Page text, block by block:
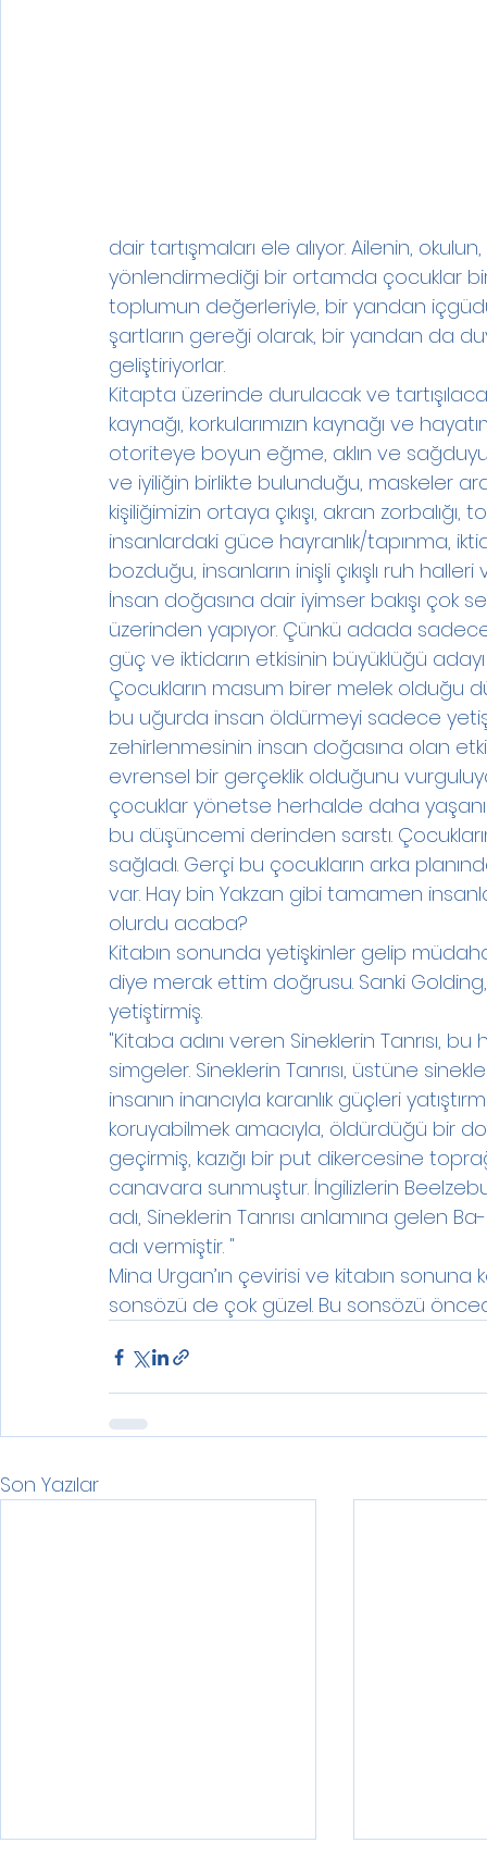
dair tartışmaları ele alıyor. Ailenin,
yönlendirmediği bir ortamda çocuklar
toplumun değerleriyle, bir yandan
şartların gereği olarak, bir yandan da
geliştiriyorlar.
Kitapta üzerinde durulacak ve
kaynağı, korkularımızın kaynağı ve
otoriteye boyun eğme, aklın ve
ve iyiliğin birlikte bulunduğu, maskeler
kişiliğimizin ortaya çıkışı, akran
insanlardaki güce hayranlık/tapınma,
bozduğu, insanların inişli çıkışlı ruh halleri
İnsan doğasına dair iyimser bakışı çok
üzerinden yapıyor. Çünkü adada
güç ve iktidarın etkisinin büyüklüğü
Çocukların masum birer melek olduğu
bu uğurda insan öldürmeyi sadece
zehirlenmesinin insan doğasına olan
evrensel bir gerçeklik olduğunu
çocuklar yönetse herhalde daha
bu düşüncemi derinden sarstı.
sağladı. Gerçi bu çocukların arka
var. Hay bin Yakzan gibi tamamen
olurdu acaba?
Kitabın sonunda yetişkinler gelip
diye merak ettim doğrusu. Sanki
yetiştirmiş.
"Kitaba adını veren Sineklerin Tanrısı,
simgeler. Sineklerin Tanrısı, üstüne
insanın inancıyla karanlık güçleri
koruyabilmek amacıyla, öldürdüğü bir
geçirmiş, kazığı bir put dikercesine
canavara sunmuştur. İngilizlerin
adı, Sineklerin Tanrısı anlamına gelen
adı vermiştir. "
Mina Urgan’ın çevirisi ve kitabın
sonsözü de çok güzel. Bu sonsözü
Son Yazılar